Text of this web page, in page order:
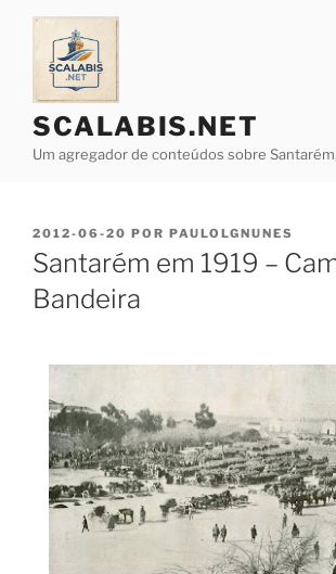
Saltar
conteúdo
SCALABIS.NET
Um agregador de conteúdos sobre
PUBLICADO
EM
2012-06-20 POR PAULOLGNUNES
Santarém em 1919 –
Bandeira